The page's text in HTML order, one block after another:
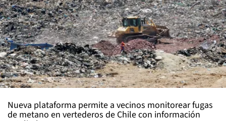
Nueva plataforma permite a vecinos monitorear fugas
de metano en vertederos de Chile con información